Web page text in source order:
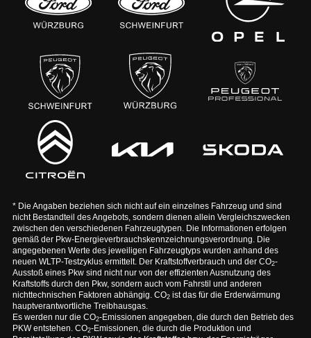
* Die Angaben beziehen sich nicht auf ein einzelnes Fahrzeug und sind
nicht Bestandteil des Angebots, sondern dienen allein Vergleichszwecken
zwischen den verschiedenen Fahrzeugtypen. Die Informationen erfolgen
gemäß der Pkw-Energieverbrauchskennzeichnungsverordnung. Die
angegebenen Werte des jeweiligen Fahrzeugtyps wurden anhand des
neuen WLTP-Testzyklus ermittelt. Der Kraftstoffverbrauch und der CO2-
Ausstoß eines Pkw sind nicht nur von der effizienten Ausnutzung des
Kraftstoffs durch den Pkw, sondern auch vom Fahrstil und anderen
nichttechnischen Faktoren abhängig. CO2ist das für die Erderwärmung
hauptverantwortliche Treibhausgas.
Es werden nur die CO2-Emissionen angegeben, die durch den Betrieb des
PKW entstehen. CO2-Emissionen, die durch die Produktion und